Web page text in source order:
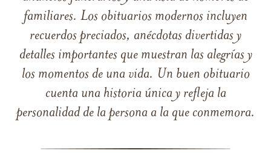
familiares. Los obituarios modernos incluyen
recuerdos preciados, anécdotas divertidas y
detalles importantes que muestran las alegrías y
los momentos de una vida. Un buen obituario
cuenta una historia única y refleja la
personalidad de la persona a la que conmemora.